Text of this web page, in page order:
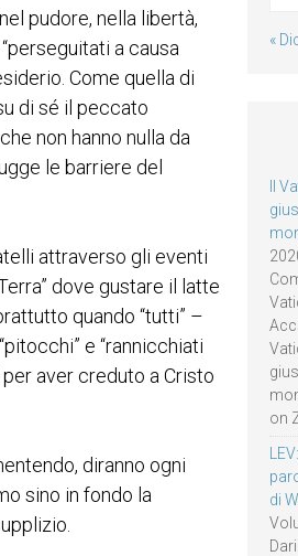
pudore, nella libertà,
a causa
Come quella di
di sé il peccato
non hanno nulla da
le barriere del
attraverso gli eventi
dove gustare il latte
quando “tutti” –
e “rannicchiati
aver creduto a Cristo
diranno ogni
sino in fondo la
«
Il
on
di